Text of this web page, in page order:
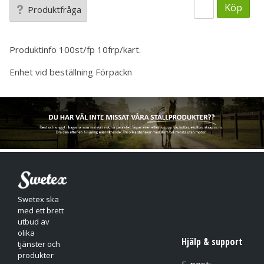
Produktfråga Köp
Produktinfo 100st/fp 10frp/kart.
Enhet vid beställning Förpackn
Swetex ska
med ett brett
utbud av
olika
tjänster och
produkter
Hjälp & support